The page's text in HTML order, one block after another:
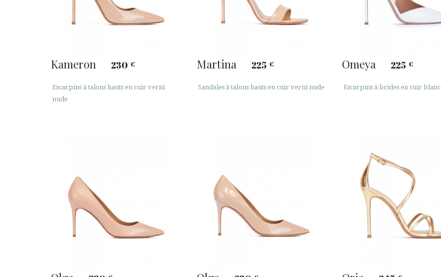
Kameron 230 €
Escarpins à talons hauts en cuir verni
nude
Martina 225 €
Sandales à talons hauts en cuir verni nude
Omeya 225 €
Escarpins à brides en cuir blanc